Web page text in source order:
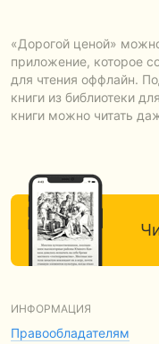
«Дорогой ценой»
приложение, которое
для чтения оффлайн.
книги из библиотеки
книги можно читать
ИНФОРМАЦИЯ
Правообладателям